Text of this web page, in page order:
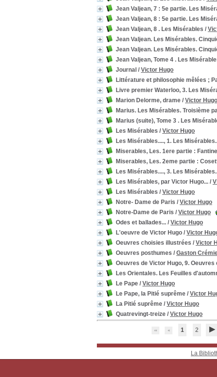
Jean Valjean, 7 : 5e partie. Les
Jean Valjean, 8 : 5e partie. Les
Jean Valjean, 8 . Les Misérables /
Jean Valjean. Les Misérables.
Jean Valjean. Les Misérables.
Jean Valjean, Tome 4 . Les
Journal / Victor Hugo
Littérature et philosophie mêlées ;
Livre premier Waterloo, 3. Les
Marion Delorme, drame / Victor Hugo
Marius. Les Misérables. Troisième
Marius (suite), Tome 3 . Les
Les Misérables / Victor Hugo
Les Misérables...., 1. Les
Miserables, Les. 1ere partie : Fantine
Miserables, Les. 2eme partie :
Les Misérables...., 3. Les
Les Misérables, par Victor Hugo... /
Les Misérables / Victor Hugo
Notre- Dame de Paris / Victor Hugo
Notre-Dame de Paris / Victor Hugo
Odes et ballades... / Victor Hugo
L'oeuvre de Victor Hugo / Victor
Oeuvres choisies illustrées / Victor
Oeuvres posthumes / Gaston
Oeuvres de Victor Hugo, 9. Oeuvres
Les Orientales. Les Feuilles
Le Pape / Victor Hugo
Le Pape, la Pitié suprême / Victor
La Pitié suprême / Victor Hugo
Quatrevingt-treize / Victor Hugo
1 2
La